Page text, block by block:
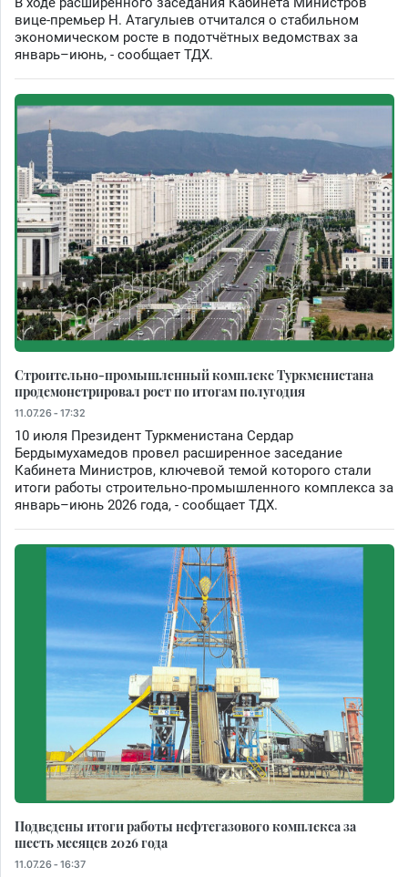
вице-премьер Н. Атагулыев отчитался о стабильном
экономическом росте в подотчётных ведомствах за
январь–июнь, - сообщает ТДХ.
Строительно-промышленный комплекс Туркменистана
продемонстрировал рост по итогам полугодия
11.07.26 - 17:32
10 июля Президент Туркменистана Сердар
Бердымухамедов провел расширенное заседание
Кабинета Министров, ключевой темой которого стали
итоги работы строительно-промышленного комплекса за
январь–июнь 2026 года, - сообщает ТДХ.
Подведены итоги работы нефтегазового комплекса за
шесть месяцев 2026 года
11.07.26 - 16:37